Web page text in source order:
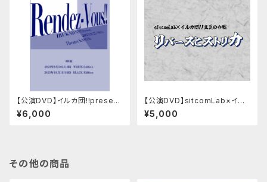
【公演DVD】イルカ団!!present
s「Rendez-Vous!!」
¥6,000
【公演DVD】sitcomLab×イル
カ団!! 真夏の合戦「リバースヒス
トリカ」
¥5,000
その他の商品